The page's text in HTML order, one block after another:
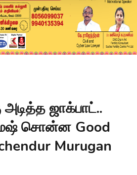
ஜாக்பாட்..
சொன்ன Good
Murugan